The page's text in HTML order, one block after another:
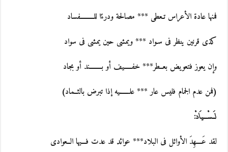
فمنها عادة الأعراس تـعطى *** مصالحة ودرءًا للـــــــــفساد
كذى قرنين ينظر فى سـواد *** ويمشى حين يمشى فى سواد
وإن يعوز فتعويض بعــطر*** خفـــــيف أو بــــــــند أو بجاد
(فمن عدم الجمام فليس عار *** علـــــــيه إذا تبرض بالثــماد)
لَــسْـــيَادْ:
لقد عَــــهِدَ الأوائل فى البلاد*** عوائد قد عدت فـــيها الــعوادى